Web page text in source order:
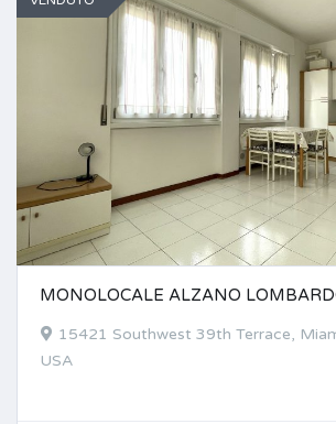
MONOLOCALE ALZANO
15421 Southwest 39th Terrace,
USA